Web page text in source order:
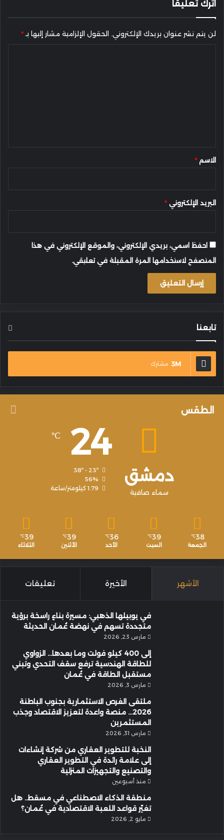
اترك تعليقاً
لن يتم نشر عنوان بريدك الإلكتروني. الحقول الإلزامية مشار إليها بـ*
*الاسم *
البريد الإلكتروني *
احفظ اسمي، بريدي الإلكتروني، والموقع الإلكتروني في هذا
المتصفح لاستخدامها المرة المقبلة في تعليقي.
تابعنا
3M مشترك
الطقس
دمشق
سماء صافية
24
℃
38º - 23º
56%
1.79 كيلومتر/ساعة
38
℃
الجمعة
39
℃
السبت
36
℃
الأحد
39
℃
الأثنين
39
℃
الثلاثاء
الأشهر الأخيرة تعليقات
في يوبيلها الذهبي: مسيرة بناءٍ راسخة برؤية
متجددة تسهم في نهضة عُمان الحديثة
مارس 23, 2026
إلى 400 كيلو فولت وما بعدها… الزواوي
للطاقة الهندسية ترفع سقف التحدي وتبني
مستقبل الطاقة في عُمان
مارس 3, 2026
ملتقى الفرص الاستثمارية بجنوب الباطنة
2026… منصة واعدة لتعزيز الاقتصاد وجذب
المستثمرين
مارس 31, 2026
النخبة للتطوير العقاري من شركة إنشاءات
إلى علامة رائدة في التطوير العقاري
والتصنيع والتجهيزات المنزلية
منذ أسبوعين
منطقة الذكاء الاصطناعي في مسقط.. هل
تغيّر قواعد اللعبة الاقتصادية في عُمان؟
مايو 2, 2026